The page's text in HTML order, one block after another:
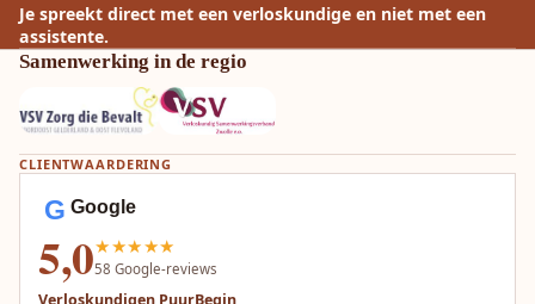
Je spreekt direct met een verloskundige en niet met een
assistente.
Samenwerking in de regio
CLIENTWAARDERING
G Google
5,0★★★★★
58 Google-reviews
Verloskundigen PuurBegin